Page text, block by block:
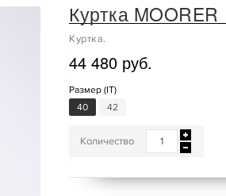
Куртка MOORER
Куртка.
44 480 руб.
Размер (IT)
40
42
Количество